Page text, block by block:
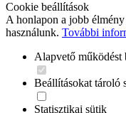
Cookie beállítások
A honlapon a jobb
használunk. További
Alapvető működést
Beállításokat tároló
Statisztikai sütik